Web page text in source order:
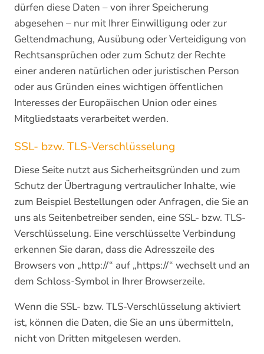
dürfen diese Daten – von ihrer Speicherung
abgesehen – nur mit Ihrer Einwilligung oder zur
Geltendmachung, Ausübung oder Verteidigung von
Rechtsansprüchen oder zum Schutz der Rechte
einer anderen natürlichen oder juristischen Person
oder aus Gründen eines wichtigen öffentlichen
Interesses der Europäischen Union oder eines
Mitgliedstaats verarbeitet werden.
SSL- bzw. TLS-Verschlüsselung
Diese Seite nutzt aus Sicherheitsgründen und zum
Schutz der Übertragung vertraulicher Inhalte, wie
zum Beispiel Bestellungen oder Anfragen, die Sie an
uns als Seitenbetreiber senden, eine SSL- bzw. TLS-
Verschlüsselung. Eine verschlüsselte Verbindung
erkennen Sie daran, dass die Adresszeile des
Browsers von „http://“ auf „https://“ wechselt und an
dem Schloss-Symbol in Ihrer Browserzeile.
Wenn die SSL- bzw. TLS-Verschlüsselung aktiviert
ist, können die Daten, die Sie an uns übermitteln,
nicht von Dritten mitgelesen werden.